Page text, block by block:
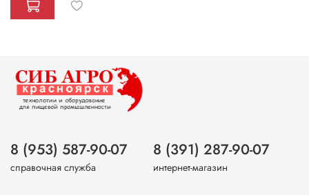
8 (953) 587-90-07
справочная служба
8 (391) 287-90-07
интернет-магазин